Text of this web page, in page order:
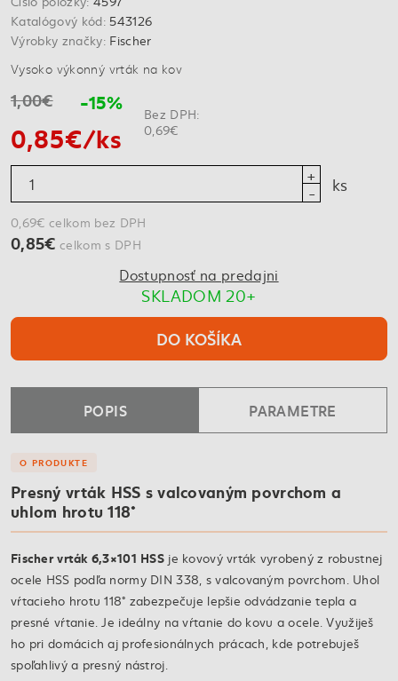
Katalógový kód:543126
Výrobky značky: Fischer
Vysoko výkonný vrták na kov
1,00€ -15%
0,85€/ks
Bez DPH:
0,69€
ks
0,69€ celkom bez DPH
0,85€ celkom s DPH
Dostupnosť na predajni
SKLADOM 20+
DO KOŠÍKA
POPIS PARAMETRE
O PRODUKTE
Presný vrták HSS s valcovaným povrchom a
uhlom hrotu 118°
Fischer vrták 6,3×101 HSS je kovový vrták vyrobený z robustnej
ocele HSS podľa normy DIN 338, s valcovaným povrchom. Uhol
vŕtacieho hrotu 118° zabezpečuje lepšie odvádzanie tepla a
presné vŕtanie. Je ideálny na vŕtanie do kovu a ocele. Využiješ
ho pri domácich aj profesionálnych prácach, kde potrebuješ
spoľahlivý a presný nástroj.